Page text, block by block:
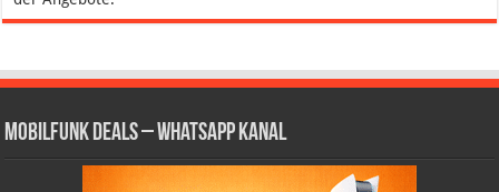
Mobilfunk Deals – WhatsApp Kanal